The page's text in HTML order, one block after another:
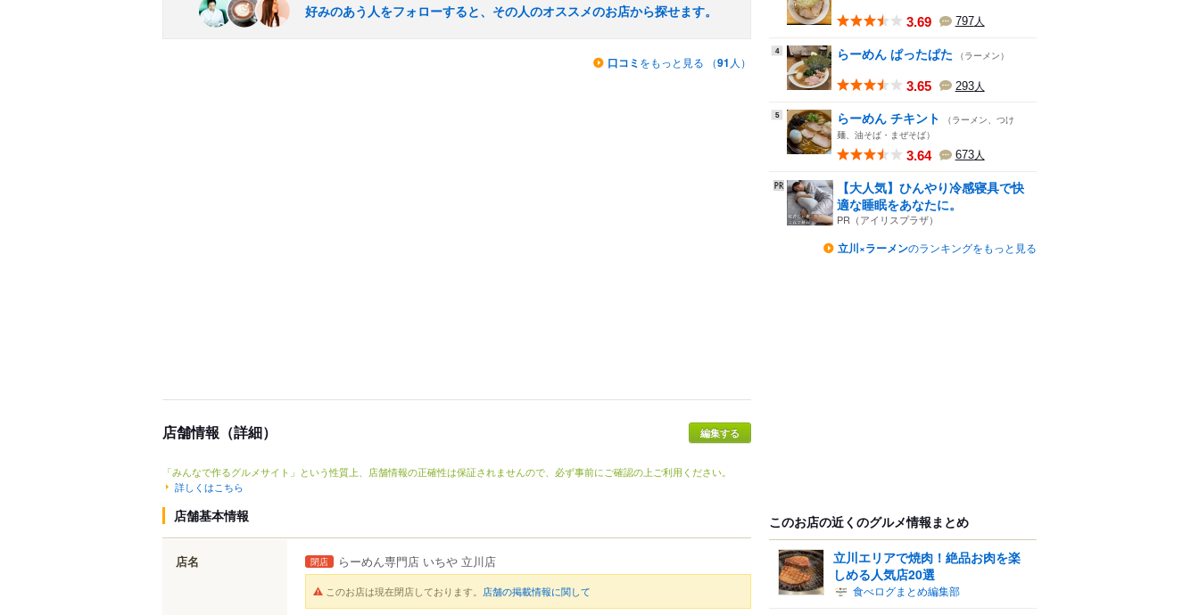
好みのあう人をフォローすると、その人のオススメのお店から探せます。
口コミ をもっと見る （91 人）
店舗情報（詳細） 編集する
「みんなで作るグルメサイト」という性質上、店舗情報の正確性は保証されませんので、必ず事前にご確認の上ご利用ください。
詳しくはこちら
店舗基本情報
店名 閉店 らーめん専門店 いちや 立川店
このお店は現在閉店しております。 店舗の掲載情報に関して
3.69 797人
4 らーめん ぱったぱた （ラーメン）
3.65 293人
5 らーめん チキント
（ラーメン、つけ
麺、油そば・まぜそば）
3.64 673人
【大人気】ひんやり冷感寝具で快
適な睡眠をあなたに。
PR（アイリスプラザ）
立川×ラーメンのランキングをもっと見る
このお店の近くのグルメ情報まとめ
立川エリアで焼肉！絶品お肉を楽
しめる人気店20選
食べログまとめ編集部